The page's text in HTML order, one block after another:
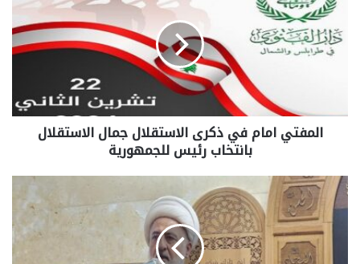
المفتي امام في ذكرى الاستقلال جمال الاستقلال
بانتخاب رئيس للجمهورية